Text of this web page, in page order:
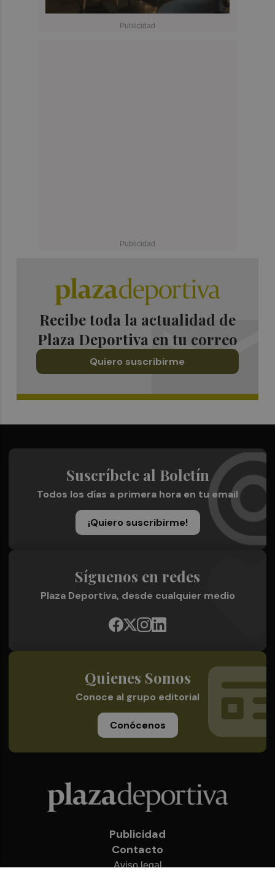
Recibe toda la actualidad de
Plaza Deportiva en tu correo
Quiero suscribirme
Suscríbete al Boletín
Todos los días a primera hora en tu email
¡Quiero suscribirme!
Síguenos en redes
Plaza Deportiva, desde cualquier medio
Quienes Somos
Conoce al grupo editorial
Conócenos
Publicidad
Contacto
Aviso legal